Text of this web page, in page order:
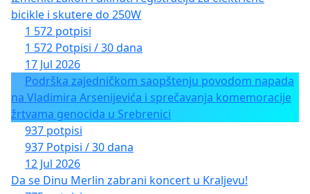
bicikle i skutere do 250W
1 572 potpisi
1 572 Potpisi / 30 dana
17 Jul 2026
Podrška zajedničkom saopštenju povodom napada
na Vladimira Arsenijevića i sprečavanja komemoracije
žrtvama genocida u Srebrenici
937 potpisi
937 Potpisi / 30 dana
12 Jul 2026
Da se Dinu Merlin zabrani koncert u Kraljevu!